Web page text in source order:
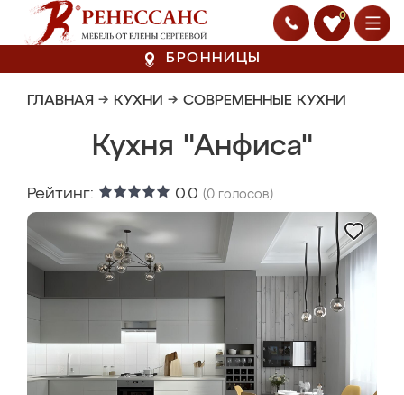
0
БРОННИЦЫ
ГЛАВНАЯ → КУХНИ → СОВРЕМЕННЫЕ КУХНИ
Кухня "Анфиса"
Рейтинг: 0.0 (0 голосов)